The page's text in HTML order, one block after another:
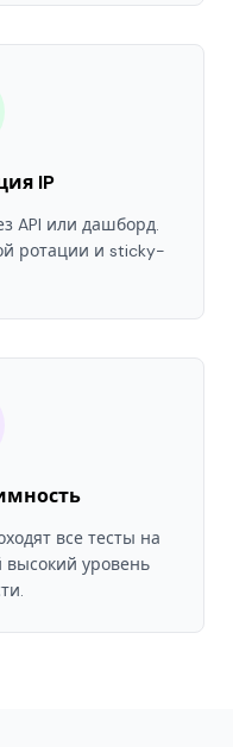
IP
API или дашборд.
ротации и sticky-
все тесты на
высокий уровень